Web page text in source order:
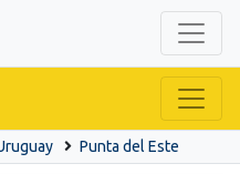
Punta del Este